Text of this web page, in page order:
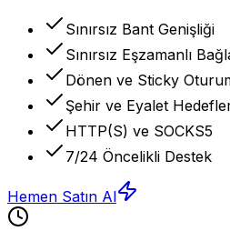
Sınırsız Bant Genişliği
Sınırsız Eşzamanlı
Dönen ve Sticky
Şehir ve Eyalet
HTTP(S) ve SOCKS5
7/24 Öncelikli Destek
Hemen Satın Al